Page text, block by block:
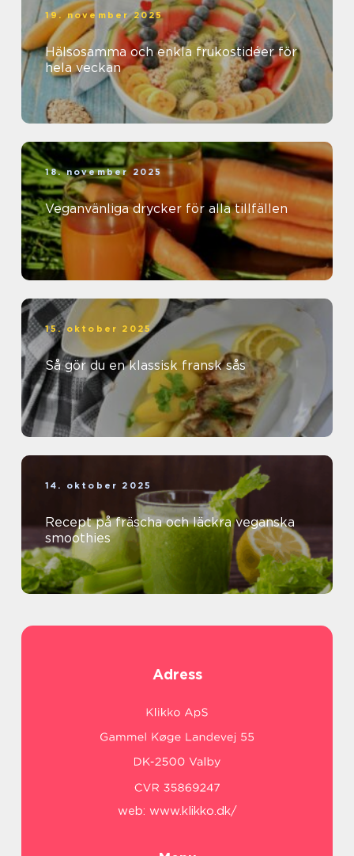
19. november 2025
Hälsosamma och enkla frukostidéer för
hela veckan
18. november 2025
Veganvänliga drycker för alla tillfällen
15. oktober 2025
Så gör du en klassisk fransk sås
14. oktober 2025
Recept på fräscha och läckra veganska
smoothies
Adress
web: www.klikko.dk/